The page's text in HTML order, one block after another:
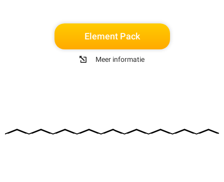
Element Pack
Meer informatie